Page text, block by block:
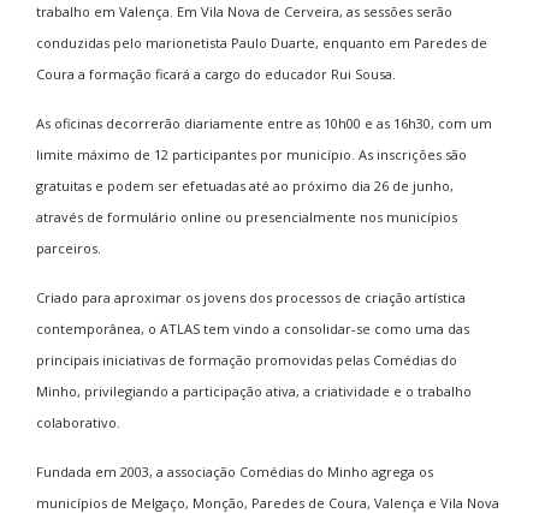
trabalho em Valença. Em Vila Nova de Cerveira, as sessões serão
conduzidas pelo marionetista Paulo Duarte, enquanto em Paredes de
Coura a formação ficará a cargo do educador Rui Sousa.
As oficinas decorrerão diariamente entre as 10h00 e as 16h30, com um
limite máximo de 12 participantes por município. As inscrições são
gratuitas e podem ser efetuadas até ao próximo dia 26 de junho,
através de formulário online ou presencialmente nos municípios
parceiros.
Criado para aproximar os jovens dos processos de criação artística
contemporânea, o ATLAS tem vindo a consolidar-se como uma das
principais iniciativas de formação promovidas pelas Comédias do
Minho, privilegiando a participação ativa, a criatividade e o trabalho
colaborativo.
Fundada em 2003, a associação Comédias do Minho agrega os
municípios de Melgaço, Monção, Paredes de Coura, Valença e Vila Nova